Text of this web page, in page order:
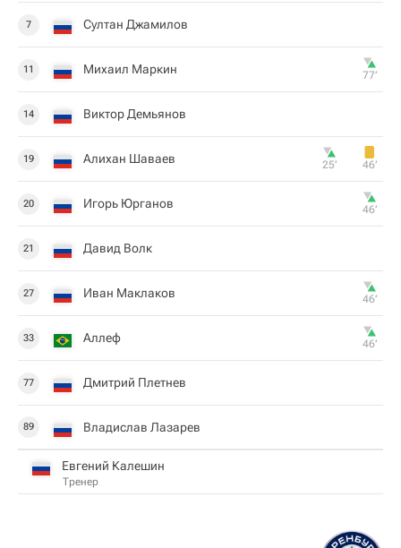
7 Султан Джамилов
11 Михаил Маркин 77‎’‎
14 Виктор Демьянов
19 Алихан Шаваев 25‎’‎ 46‎’‎
20 Игорь Юрганов 46‎’‎
21 Давид Волк
27 Иван Маклаков 46‎’‎
33 Аллеф 46‎’‎
77 Дмитрий Плетнев
89 Владислав Лазарев
Евгений Калешин
Тренер